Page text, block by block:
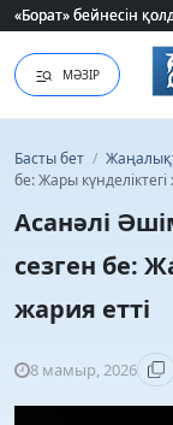
«Борат» бейнесін
«Борат» бейнесін
МӘЗІР
Басты бет /
бе: Жары
Асанәлі
сезген бе:
жария етті
8 мамыр, 2026